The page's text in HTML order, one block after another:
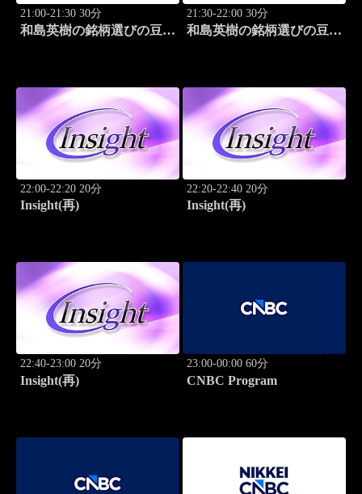
21:00-21:30 30分
和島英樹の銘柄選びの豆知
21:30-22:00 30分
和島英樹の銘柄選びの豆知
22:00-22:20 20分
Insight(再)
22:20-22:40 20分
Insight(再)
22:40-23:00 20分
Insight(再)
23:00-00:00 60分
CNBC Program